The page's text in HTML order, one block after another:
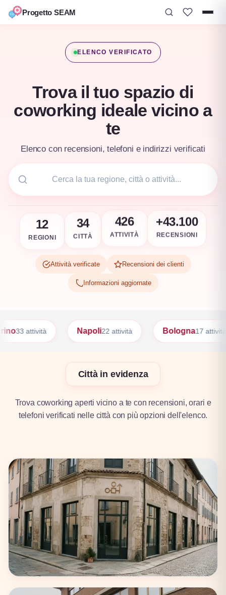
Progetto SEAM
ELENCO VERIFICATO
Trova il tuo spazio di
coworking ideale vicino a
te
Elenco con recensioni, telefoni e indirizzi verificati
12
REGIONI
34
CITTÀ
426
ATTIVITÀ
+43.100
RECENSIONI
Attività verificate Recensioni dei clienti
Informazioni aggiornate
22 attività Bologna17 attività Firenze 17
Città in evidenza
Trova coworking aperti vicino a te con recensioni, orari e
telefoni verificati nelle città con più opzioni dell'elenco.